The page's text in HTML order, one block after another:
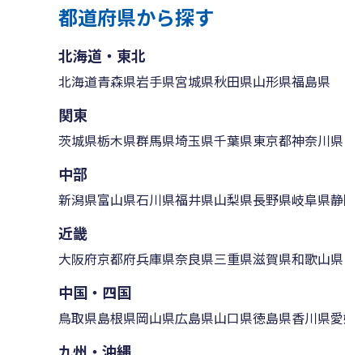
都道府県から探す
北海道・東北
北海道青森県岩手県宮城県秋田県山形県福島県
関東
茨城県栃木県群馬県埼玉県千葉県東京都神奈川県
中部
新潟県富山県石川県福井県山梨県長野県岐阜県
近畿
大阪府京都府兵庫県奈良県三重県滋賀県和歌山県
中国・四国
鳥取県島根県岡山県広島県山口県徳島県香川県